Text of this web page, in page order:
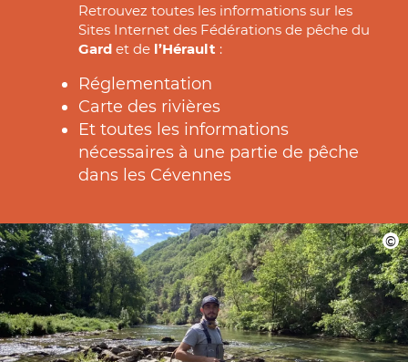
Retrouvez toutes les informations sur les
Sites Internet des Fédérations de pêche du
Gard et de l’Hérault :
Réglementation
Carte des rivières
Et toutes les informations
nécessaires à une partie de pêche
dans les Cévennes